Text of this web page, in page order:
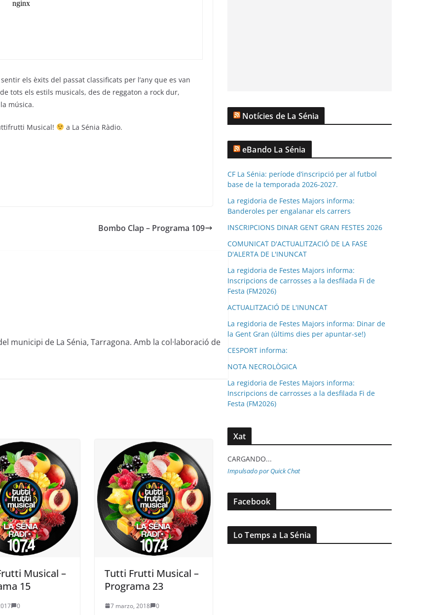
els èxits del passat classificats per l’any que es van
tots els estils musicals, des de reggaton a rock dur,
música.
Musical! a La Sénia Ràdio.
Bombo Clap – Programa 109
municipi de La Sénia, Tarragona. Amb la col·laboració de
Musical –
15
0
Tutti Frutti Musical –
Programa 23
7 marzo, 2018 0
Notícies de La Sénia
eBando La Sénia
CF La Sénia: període d’inscripció per al futbol
base de la temporada 2026-2027.
La regidoria de Festes Majors informa:
Banderoles per engalanar els carrers
INSCRIPCIONS DINAR GENT GRAN FESTES 2026
COMUNICAT D'ACTUALITZACIÓ DE LA FASE
D'ALERTA DE L'INUNCAT
La regidoria de Festes Majors informa:
Inscripcions de carrosses a la desfilada Fi de
Festa (FM2026)
ACTUALITZACIÓ DE L'INUNCAT
La regidoria de Festes Majors informa: Dinar de
la Gent Gran (últims dies per apuntar-se!)
CESPORT informa:
NOTA NECROLÒGICA
La regidoria de Festes Majors informa:
Inscripcions de carrosses a la desfilada Fi de
Festa (FM2026)
Xat
CARGANDO...
Impulsado por Quick Chat
Facebook
Lo Temps a La Sénia